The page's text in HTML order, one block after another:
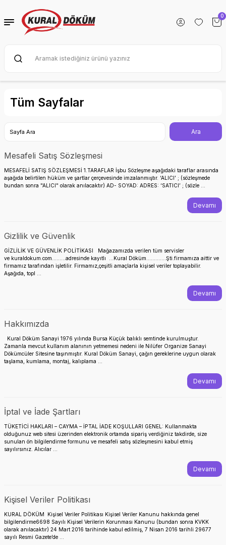
0
Tüm Sayfalar
Mesafeli Satış Sözleşmesi
MESAFELİ SATIŞ SÖZLEŞMESİ 1.TARAFLAR İşbu Sözleşme aşağıdaki taraflar arasında
aşağıda belirtilen hüküm ve şartlar çerçevesinde imzalanmıştır. ‘ALICI’ ; (sözleşmede
bundan sonra "ALICI" olarak anılacaktır) AD- SOYAD: ADRES: ‘SATICI’ ; (sözle ...
Devamı
Gizlilik ve Güvenlik
GİZLİLİK VE GÜVENLİK POLİTİKASI Mağazamızda verilen tüm servisler
ve kuraldokum.com………adresinde kayıtlı …Kural Döküm………….Şti.firmamıza aittir ve
firmamız tarafından işletilir. Firmamız,çeşitli amaçlarla kişisel veriler toplayabilir.
Aşağıda, topl ...
Devamı
Hakkımızda
Kural Döküm Sanayi 1976 yılında Bursa Küçük balıklı semtinde kurulmuştur.
Zamanla mevcut kullanım alanının yetmemesi nedeni ile Nilüfer Organize Sanayi
Dökümcüler Sitesine taşınmıştır. Kural Döküm Sanayi, çağın gereklerine uygun olarak
taşlama, kumlama, montaj, kalıplama ...
Devamı
İptal ve İade Şartları
TÜKETİCİ HAKLARI – CAYMA – İPTAL İADE KOŞULLARI GENEL: Kullanmakta
olduğunuz web sitesi üzerinden elektronik ortamda sipariş verdiğiniz takdirde, size
sunulan ön bilgilendirme formunu ve mesafeli satış sözleşmesini kabul etmiş
sayılırsınız. Alıcılar ...
Devamı
Kişisel Veriler Politikası
KURAL DÖKÜM Kişisel Veriler Politikası Kişisel Veriler Kanunu hakkında genel
bilgilendirme6698 Sayılı Kişisel Verilerin Korunması Kanunu (bundan sonra KVKK
olarak anılacaktır) 24 Mart 2016 tarihinde kabul edilmiş, 7 Nisan 2016 tarihli 29677
sayılı Resmi Gazete’de ...